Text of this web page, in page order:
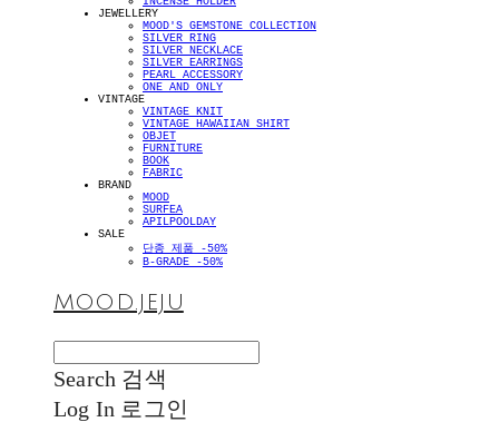
JEWELLERY
MOOD'S GEMSTONE COLLECTION
SILVER RING
SILVER NECKLACE
SILVER EARRINGS
PEARL ACCESSORY
ONE AND ONLY
VINTAGE
VINTAGE KNIT
VINTAGE HAWAIIAN SHIRT
OBJET
FURNITURE
BOOK
FABRIC
BRAND
MOOD
SURFEA
APILPOOLDAY
SALE
단종 제품 -50%
B-GRADE -50%
MOOD.JEJU
Search 검색
Log In 로그인